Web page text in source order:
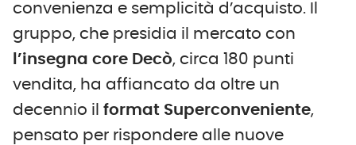
convenienza e semplicità d’acquisto. Il
gruppo, che presidia il mercato con
l’insegna core Decò, circa 180 punti
vendita, ha affiancato da oltre un
decennio il format Superconveniente,
pensato per rispondere alle nuove